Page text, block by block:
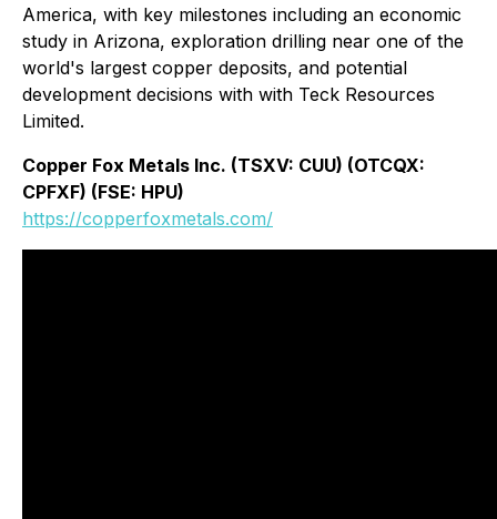
America, with key milestones including an economic
study in Arizona, exploration drilling near one of the
world's largest copper deposits, and potential
development decisions with with Teck Resources
Limited.
Copper Fox Metals Inc. (TSXV: CUU) (OTCQX:
CPFXF) (FSE: HPU)
https://copperfoxmetals.com/